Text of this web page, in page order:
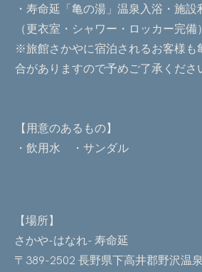
・寿命延「亀の湯」温泉入浴・施設
（更衣室・シャワー・ロッカー完備）
※旅館さかやに宿泊されるお客様も
合がありますので予めご了承くださ
【用意のあるもの】
・飲用水 ・サンダル
【場所】
さかや-はなれ- 寿命延
〒389-2502 長野県下高井郡野沢温